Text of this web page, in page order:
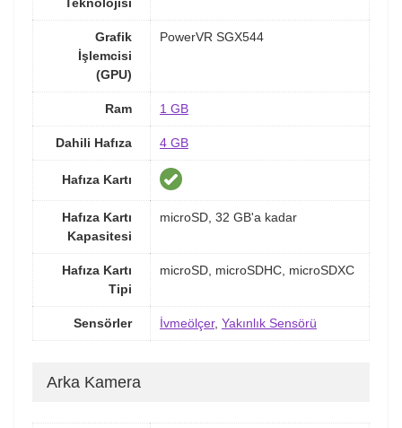
Teknolojisi
Grafik
İşlemcisi
(GPU)
PowerVR SGX544
Ram 1 GB
Dahili Hafıza 4 GB
Hafıza Kartı
Hafıza Kartı
Kapasitesi
microSD, 32 GB'a kadar
Hafıza Kartı
Tipi
microSD, microSDHC, microSDXC
Sensörler İvmeölçer, Yakınlık Sensörü
Arka Kamera